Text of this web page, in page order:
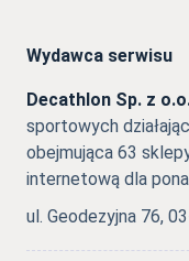
Wydawca serwisu
Decathlon Sp. z
sportowych
obejmująca 63
internetową dla
ul. Geodezyjna 76,